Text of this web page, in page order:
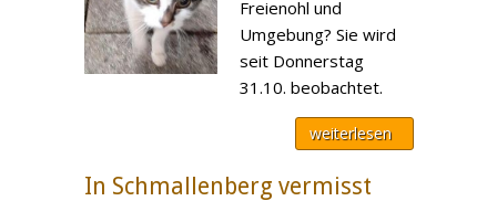
Freienohl und
Umgebung? Sie wird
seit Donnerstag
31.10. beobachtet.
weiterlesen
In Schmallenberg vermisst